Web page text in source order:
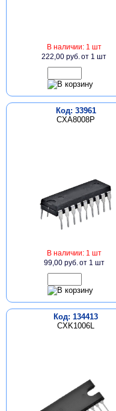
В наличии: 1 шт
222,00 руб.от 1 шт
Код: 33961
CXA8008P
В наличии: 1 шт
99,00 руб.от 1 шт
Код: 134413
CXK1006L